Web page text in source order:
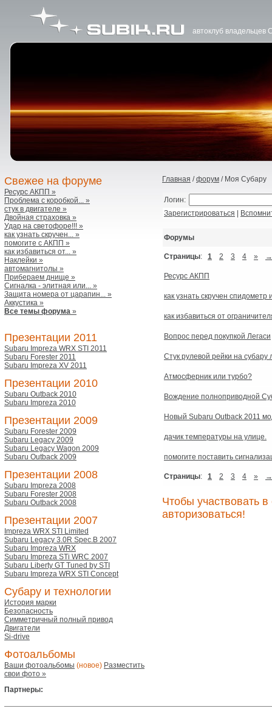
автоклуб владельцев
Свежее на форуме
Ресурс АКПП »
Проблема с коробкой... »
стук в двигателе »
Двойная страховка »
Удар на светофоре!!! »
как узнать скручен... »
помогите с АКПП »
как избавиться от... »
Наклейки »
автомагнитолы »
Прибераем днище »
Сигналка - элитная или... »
Защита номера от царапин... »
Аккустика »
Все темы форума »
Презентации 2011
Subaru Impreza WRX STI 2011
Subaru Forester 2011
Subaru Impreza XV 2011
Презентации 2010
Subaru Outback 2010
Subaru Impreza 2010
Презентации 2009
Subaru Forester 2009
Subaru Legacy 2009
Subaru Legacy Wagon 2009
Subaru Outback 2009
Презентации 2008
Subaru Impreza 2008
Subaru Forester 2008
Subaru Outback 2008
Презентации 2007
Impreza WRX STI Limited
Subaru Legacy 3.0R Spec.B 2007
Subaru Impreza WRX
Subaru Impreza STi WRC 2007
Subaru Liberty GT Tuned by STI
Subaru Impreza WRX STI Concept
Субару и технологии
История марки
Безопасность
Симметричный полный привод
Двигатели
Si-drive
Фотоальбомы
Ваши фотоальбомы (новое) Разместить
свои фото »
Партнеры:
Главная /форум / Моя Субару
Логин:
Зарегистрироваться
Форумы
Страницы: 1 2 3 4 » →
Ресурс АКПП
как узнать скручен спидометр
как избавиться от
Вопрос перед покупкой Легаси
Стук рулевой рейки на субару
Атмосферник или турбо?
Вождение полноприводной
Новый Subaru Outback 2011
дачик температуры на улице.
помогите поставить
Страницы: 1 2 3 4 » →
Чтобы участвовать
авторизоваться!